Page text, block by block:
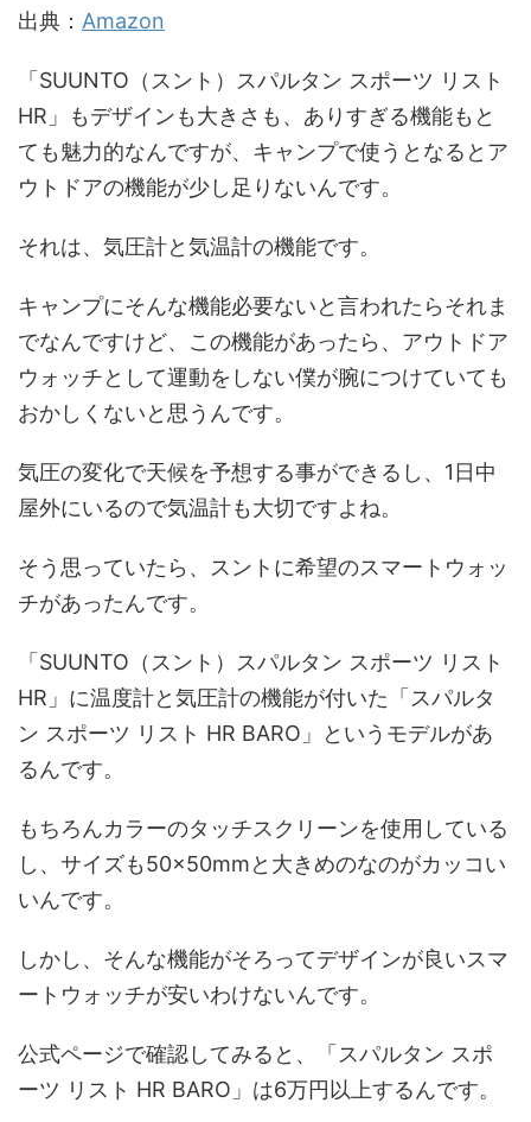
出典： Amazon
「SUUNTO（スント）スパルタン スポーツ リスト
HR」もデザインも大きさも、ありすぎる機能もと
ても魅力的なんですが、キャンプで使うとなるとア
ウトドアの機能が少し足りないんです。
それは、気圧計と気温計の機能です。
キャンプにそんな機能必要ないと言われたらそれま
でなんですけど、この機能があったら、アウトドア
ウォッチとして運動をしない僕が腕につけていても
おかしくないと思うんです。
気圧の変化で天候を予想する事ができるし、1日中
屋外にいるので気温計も大切ですよね。
そう思っていたら、スントに希望のスマートウォッ
チがあったんです。
「SUUNTO（スント）スパルタン スポーツ リスト
HR」に温度計と気圧計の機能が付いた「スパルタ
ン スポーツ リスト HR BARO」というモデルがあ
るんです。
もちろんカラーのタッチスクリーンを使用している
し、サイズも50×50mmと大きめのなのがカッコい
いんです。
しかし、そんな機能がそろってデザインが良いスマ
ートウォッチが安いわけないんです。
公式ページで確認してみると、「スパルタン スポ
ーツ リスト HR BARO」は6万円以上するんです。